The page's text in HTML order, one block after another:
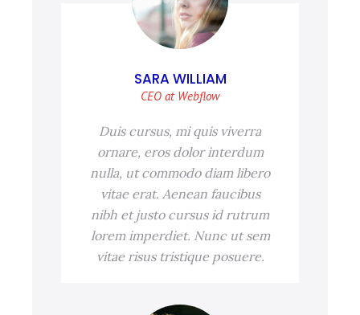
SARA WILLIAM
CEO at Webflow
Duis cursus, mi quis viverra
ornare, eros dolor interdum
nulla, ut commodo diam libero
vitae erat. Aenean faucibus
nibh et justo cursus id rutrum
lorem imperdiet. Nunc ut sem
vitae risus tristique posuere.